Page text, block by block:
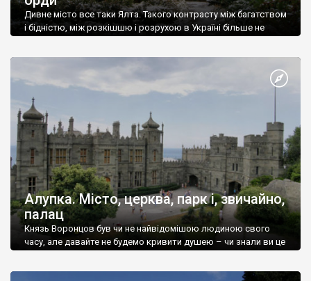
Дивне місто все таки Ялта. Такого контрасту між багатством
і бідністю, між розкішшю і розрухою в Україні більше не
Алупка. Місто, церква, парк і, звичайно,
палац
Князь Воронцов був чи не найвідомішою людиною свого
часу, але давайте не будемо кривити душею – чи знали ви це